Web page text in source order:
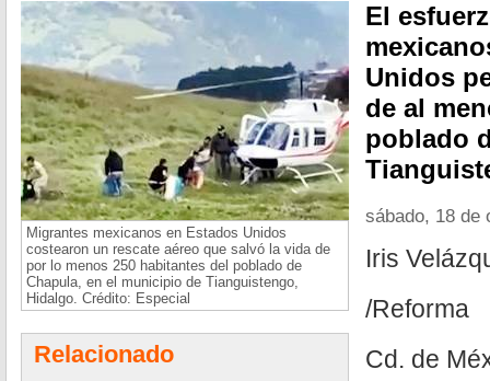
Migrantes mexicanos en Estados Unidos
costearon un rescate aéreo que salvó la vida de
por lo menos 250 habitantes del poblado de
Chapula, en el municipio de Tianguistengo,
Hidalgo. Crédito: Especial
Relacionado
El
Unidos
de al
poblado
sábado, 18 de
Iris
/Reforma
Cd. de